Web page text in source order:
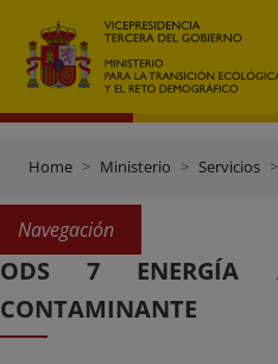
Home Ministerio Servicios
Navegación
ODS 7 ENERGÍA
CONTAMINANTE